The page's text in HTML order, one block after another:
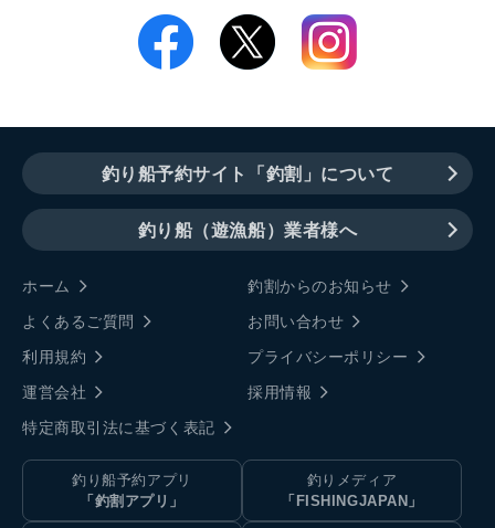
釣り船予約サイト「釣割」について
釣り船（遊漁船）業者様へ
ホーム
釣割からのお知らせ
よくあるご質問
お問い合わせ
利用規約
プライバシーポリシー
運営会社
採用情報
特定商取引法に基づく表記
釣り船予約アプリ
「釣割アプリ」
釣りメディア
「FISHINGJAPAN」